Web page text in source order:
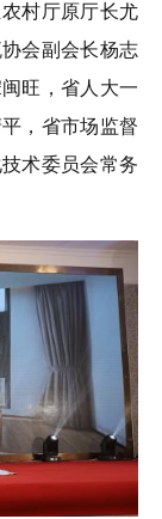
村厅原厅长尤
会副会长杨志
旺，省人大一
，省市场监督
术委员会常务